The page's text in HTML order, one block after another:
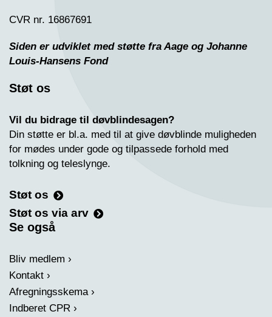
CVR nr. 16867691
Siden er udviklet med støtte fra Aage og Johanne
Louis-Hansens Fond
Støt os
Vil du bidrage til døvblindesagen?
Din støtte er bl.a. med til at give døvblinde muligheden
for mødes under gode og tilpassede forhold med
tolkning og teleslynge.
Støt os
Støt os via arv
Se også
Bliv medlem
Kontakt
Afregningsskema
Indberet CPR